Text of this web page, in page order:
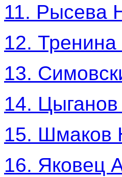
11. Рысева
12.
13.
14.
15. Шмаков
16. Яковец